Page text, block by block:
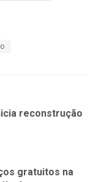
reconstrução
gratuitos na